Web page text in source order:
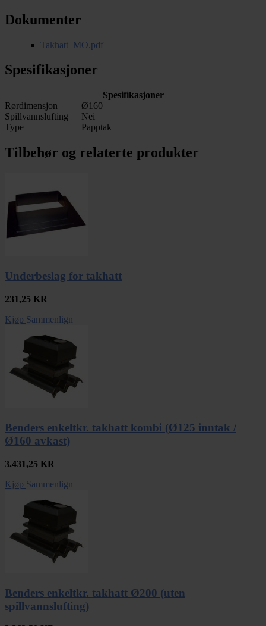
Dokumenter
Takhatt_MO.pdf
Spesifikasjoner
Spesifikasjoner
Rørdimensjon
Ø160
Spillvannslufting
Nei
Type
Papptak
Tilbehør og relaterte produkter
Underbeslag for takhatt
231,25 KR
Kjøp Sammenlign
Benders enkeltkr. takhatt kombi (Ø125 inntak /
Ø160 avkast)
3.431,25 KR
Kjøp Sammenlign
Benders enkeltkr. takhatt Ø200 (uten
spillvannslufting)